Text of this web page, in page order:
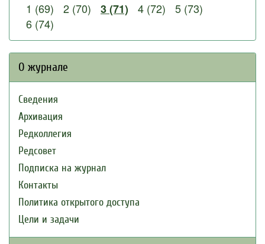
1 (69) 2 (70) 3 (71) 4 (72)
5 (73)
6 (74)
О журнале
Сведения
Архивация
Редколлегия
Редсовет
Подписка на журнал
Контакты
Политика открытого доступа
Цели и задачи